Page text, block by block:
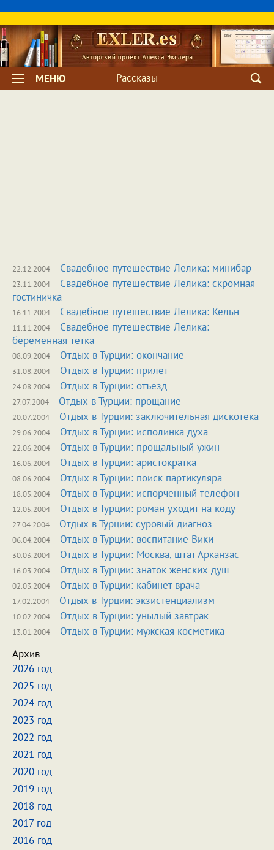
МЕНЮ Рассказы
22.12.2004 Свадебное путешествие Лелика: минибар
23.11.2004
Свадебное путешествие Лелика: скромная
гостиничка
16.11.2004 Свадебное путешествие Лелика: Кельн
11.11.2004
Свадебное путешествие Лелика:
беременная тетка
08.09.2004 Отдых в Турции: окончание
31.08.2004 Отдых в Турции: прилет
24.08.2004 Отдых в Турции: отъезд
27.07.2004 Отдых в Турции: прощание
20.07.2004 Отдых в Турции: заключительная дискотека
29.06.2004 Отдых в Турции: исполинка духа
22.06.2004 Отдых в Турции: прощальный ужин
16.06.2004 Отдых в Турции: аристократка
08.06.2004 Отдых в Турции: поиск партикуляра
18.05.2004 Отдых в Турции: испорченный телефон
12.05.2004 Отдых в Турции: роман уходит на коду
27.04.2004 Отдых в Турции: суровый диагноз
06.04.2004 Отдых в Турции: воспитание Вики
30.03.2004 Отдых в Турции: Москва, штат Арканзас
16.03.2004 Отдых в Турции: знаток женских душ
02.03.2004 Отдых в Турции: кабинет врача
17.02.2004 Отдых в Турции: экзистенциализм
10.02.2004 Отдых в Турции: унылый завтрак
13.01.2004
Отдых в Турции: мужская косметика
Архив
2026 год
2025 год
2024 год
2023 год
2022 год
2021 год
2020 год
2019 год
2018 год
2017 год
2016 год